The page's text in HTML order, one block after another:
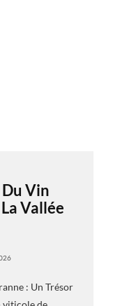
Du Vin
Vallée
: Un Trésor